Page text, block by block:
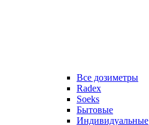
Все дозиметры
Radex
Soeks
Бытовые
Индивидуальные